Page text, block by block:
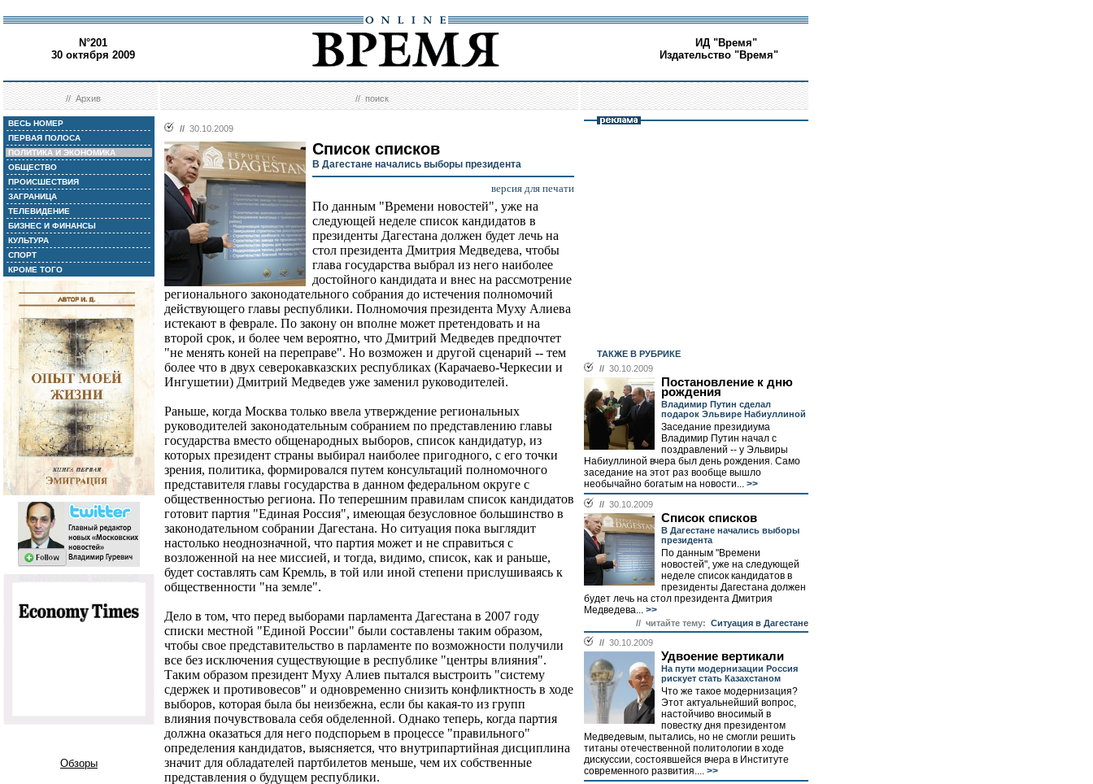
N°201
30 октября 2009
ИД "Время"
Издательство "Время"
//Архив //поиск
ВЕСЬ НОМЕР
ПЕРВАЯ ПОЛОСА
ПОЛИТИКА И ЭКОНОМИКА
ОБЩЕСТВО
ПРОИСШЕСТВИЯ
ЗАГРАНИЦА
ТЕЛЕВИДЕНИЕ
БИЗНЕС И ФИНАНСЫ
КУЛЬТУРА
СПОРТ
КРОМЕ ТОГО
Обзоры
// 30.10.2009
Список списков
В Дагестане начались выборы президента
версия для печати
По данным "Времени новостей", уже на
следующей неделе список кандидатов в
президенты Дагестана должен будет лечь на
стол президента Дмитрия Медведева, чтобы
глава государства выбрал из него наиболее
достойного кандидата и внес на рассмотрение
регионального законодательного собрания до истечения полномочий
действующего главы республики. Полномочия президента Муху Алиева
истекают в феврале. По закону он вполне может претендовать и на
второй срок, и более чем вероятно, что Дмитрий Медведев предпочтет
"не менять коней на переправе". Но возможен и другой сценарий -- тем
более что в двух северокавказских республиках (Карачаево-Черкесии и
Ингушетии) Дмитрий Медведев уже заменил руководителей.
Раньше, когда Москва только ввела утверждение региональных
руководителей законодательным собранием по представлению главы
государства вместо общенародных выборов, список кандидатур, из
которых президент страны выбирал наиболее пригодного, с его точки
зрения, политика, формировался путем консультаций полномочного
представителя главы государства в данном федеральном округе с
общественностью региона. По теперешним правилам список кандидатов
готовит партия "Единая Россия", имеющая безусловное большинство в
законодательном собрании Дагестана. Но ситуация пока выглядит
настолько неоднозначной, что партия может и не справиться с
возложенной на нее миссией, и тогда, видимо, список, как и раньше,
будет составлять сам Кремль, в той или иной степени прислушиваясь к
общественности "на земле".
Дело в том, что перед выборами парламента Дагестана в 2007 году
списки местной "Единой России" были составлены таким образом,
чтобы свое представительство в парламенте по возможности получили
все без исключения существующие в республике "центры влияния".
Таким образом президент Муху Алиев пытался выстроить "систему
сдержек и противовесов" и одновременно снизить конфликтность в ходе
выборов, которая была бы неизбежна, если бы какая-то из групп
влияния почувствовала себя обделенной. Однако теперь, когда партия
должна оказаться для него подспорьем в процессе "правильного"
определения кандидатов, выясняется, что внутрипартийная дисциплина
значит для обладателей партбилетов меньше, чем их собственные
представления о будущем республики.
ТАКЖЕ В РУБРИКЕ
// 30.10.2009
Постановление к дню
рождения
Владимир Путин сделал
подарок Эльвире Набиуллиной
Заседание президиума
Владимир Путин начал с
поздравлений -- у Эльвиры
Набиуллиной вчера был день рождения. Само
заседание на этот раз вообще вышло
необычайно богатым на новости... >>
// 30.10.2009
Список списков
В Дагестане начались выборы
президента
По данным "Времени
новостей", уже на следующей
неделе список кандидатов в
президенты Дагестана должен
будет лечь на стол президента Дмитрия
Медведева... >>
// читайте тему: Ситуация в Дагестане
// 30.10.2009
Удвоение вертикали
На пути модернизации Россия
рискует стать Казахстаном
Что же такое модернизация?
Этот актуальнейший вопрос,
настойчиво вносимый в
повестку дня президентом
Медведевым, пытались, но не смогли решить
титаны отечественной политологии в ходе
дискуссии, состоявшейся вчера в Институте
современного развития.... >>